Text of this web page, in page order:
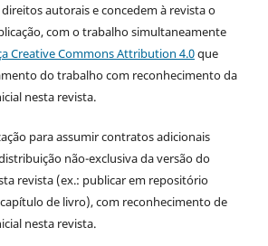
autorais e concedem à revista o
com o trabalho simultaneamente
Creative Commons Attribution 4.0que
do trabalho com reconhecimento da
nesta revista.
para assumir contratos adicionais
não-exclusiva da versão do
revista (ex.: publicar em repositório
de livro), com reconhecimento de
nesta revista.